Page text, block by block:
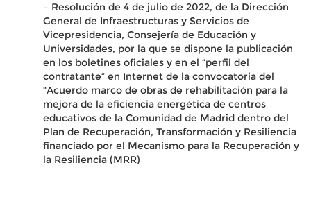
– Resolución de 4 de julio de 2022, de la Dirección
General de Infraestructuras y Servicios de
Vicepresidencia, Consejería de Educación y
Universidades, por la que se dispone la publicación
en los boletines oficiales y en el “perfil del
contratante” en Internet de la convocatoria del
“Acuerdo marco de obras de rehabilitación para la
mejora de la eficiencia energética de centros
educativos de la Comunidad de Madrid dentro del
Plan de Recuperación, Transformación y Resiliencia
financiado por el Mecanismo para la Recuperación y
la Resiliencia (MRR)